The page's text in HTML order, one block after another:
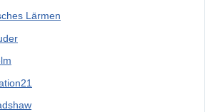
Lärmen